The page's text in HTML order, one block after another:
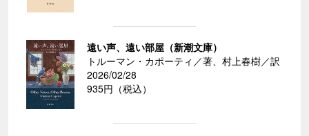
遠い声、遠い部屋（新潮文庫）
トルーマン・カポーティ／著、村上春樹／訳
2026/02/28
935円（税込）